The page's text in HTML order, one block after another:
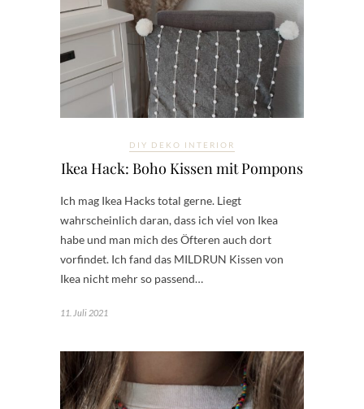
DIY DEKO INTERIOR
Ikea Hack: Boho Kissen mit Pompons
Ich mag Ikea Hacks total gerne. Liegt
wahrscheinlich daran, dass ich viel von Ikea
habe und man mich des Öfteren auch dort
vorfindet. Ich fand das MILDRUN Kissen von
Ikea nicht mehr so passend…
11. Juli 2021